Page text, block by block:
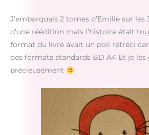
J’embarquais 2 tomes d’Emilie sur les
d’une réédition mais l’histoire était
format du livre avait un poil rétréci car
des formats standards BD A4 Et je les
précieusement